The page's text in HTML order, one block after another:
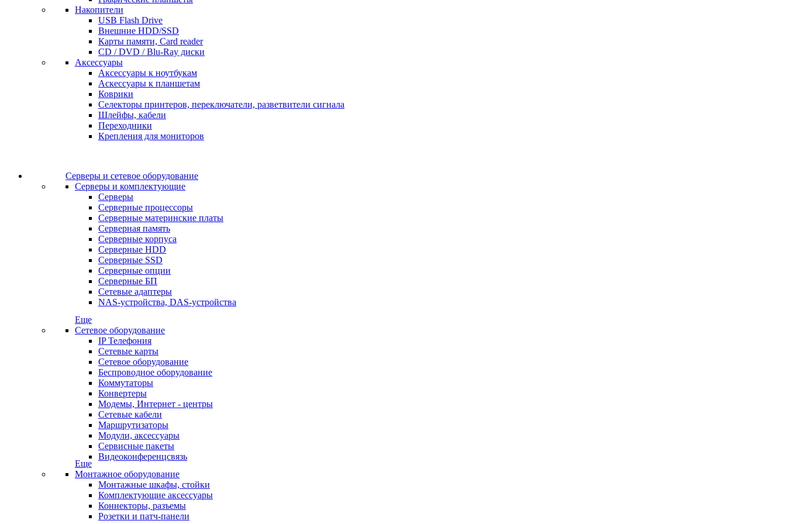
Накопители
USB Flash Drive
Внешние HDD/SSD
Карты памяти, Card reader
CD / DVD / Blu-Ray диски
Аксессуары
Аксессуары к ноутбукам
Аскессуары к планшетам
Коврики
Селекторы принтеров, переключатели, разветвители сигнала
Шлейфы, кабели
Переходники
Крепления для мониторов
Серверы и сетевое оборудование
Серверы и комплектующие
Серверы
Серверные процессоры
Серверные материнские платы
Серверная память
Серверные корпуса
Серверные HDD
Серверные SSD
Серверные опции
Серверные БП
Сетевые адаптеры
NAS-устройства, DAS-устройства
Еще
Сетевое оборудование
IP Телефония
Сетевые карты
Сетевое оборудование
Беспроводное оборудование
Коммутаторы
Конвертеры
Модемы, Интернет - центры
Сетевые кабели
Маршрутизаторы
Модули, аксессуары
Сервисные пакеты
Видеоконференцсвязь
Еще
Монтажное оборудование
Монтажные шкафы, стойки
Комплектующие аксессуары
Коннекторы, разъемы
Розетки и патч-панели